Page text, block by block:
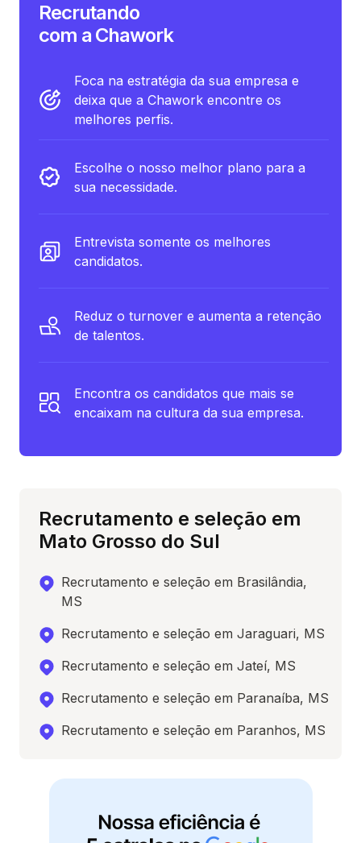
Recrutando
com a Chawork
Foca na estratégia da sua empresa e
deixa que a Chawork encontre os
melhores perfis.
Escolhe o nosso melhor plano para a
sua necessidade.
Entrevista somente os melhores
candidatos.
Reduz o turnover e aumenta a retenção
de talentos.
Encontra os candidatos que mais se
encaixam na cultura da sua empresa.
Recrutamento e seleção em
Mato Grosso do Sul
Recrutamento e seleção em Brasilândia,
MS
Recrutamento e seleção em Jaraguari, MS
Recrutamento e seleção em Jateí, MS
Recrutamento e seleção em Paranaíba, MS
Recrutamento e seleção em Paranhos, MS